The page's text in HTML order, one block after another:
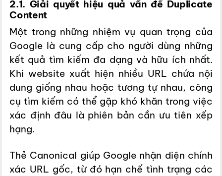
2.1. Giải quyết hiệu quả vấn đề Duplicate
Content
Một trong những nhiệm vụ quan trọng của
Google là cung cấp cho người dùng những
kết quả tìm kiếm đa dạng và hữu ích nhất.
Khi website xuất hiện nhiều URL chứa nội
dung giống nhau hoặc tương tự nhau, công
cụ tìm kiếm có thể gặp khó khăn trong việc
xác định đâu là phiên bản cần ưu tiên xếp
hạng.
Thẻ Canonical giúp Google nhận diện chính
xác URL gốc, từ đó hạn chế tình trạng các